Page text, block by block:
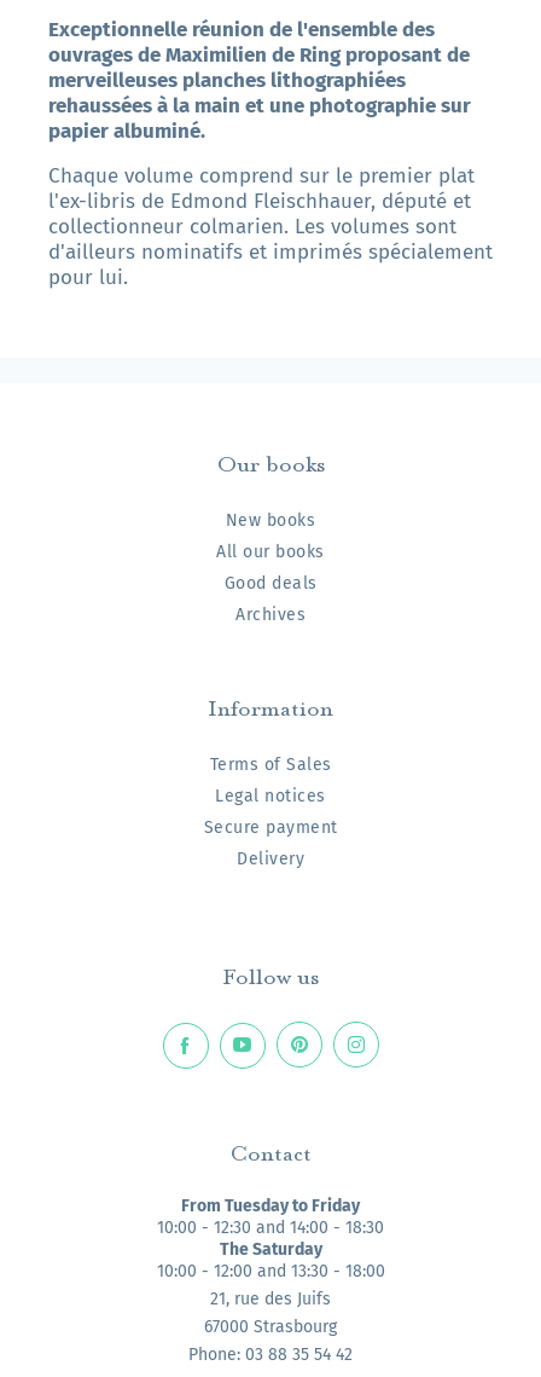
Exceptionnelle réunion de l'ensemble des
ouvrages de Maximilien de Ring proposant de
merveilleuses planches lithographiées
rehaussées à la main et une photographie sur
papier albuminé.
Chaque volume comprend sur le premier plat
l'ex-libris de Edmond Fleischhauer, député et
collectionneur colmarien. Les volumes sont
d'ailleurs nominatifs et imprimés spécialement
pour lui.
Our books
New books
All our books
Good deals
Archives
Information
Terms of Sales
Legal notices
Secure payment
Delivery
Follow us
Contact
From Tuesday to Friday
10:00 - 12:30 and 14:00 - 18:30
The Saturday
10:00 - 12:00 and 13:30 - 18:00
21, rue des Juifs
67000 Strasbourg
Phone: 03 88 35 54 42